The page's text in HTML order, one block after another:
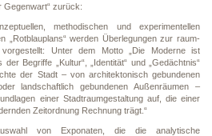
Gegenwart“ zurück:
methodischen und experimentellen
„Rotblauplans“ werden Überlegungen zur raum-
Unter dem Motto „Die Moderne ist
Begriffe „Kultur“, „Identität“ und „Gedächtnis“
der Stadt – von architektonisch gebundenen
landschaftlich gebundenen Außenräumen –
einer Stadtraumgestaltung auf, die einer
Zeitordnung Rechnung trägt.“
von Exponaten, die die analytische